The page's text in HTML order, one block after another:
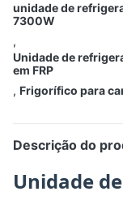
unidade de
7300W
,
Unidade de
em FRP
, Frigorífico para
Descrição do
Unidade